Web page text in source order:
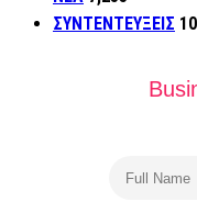
ΣΥΝΤΕΝΤΕΥΞΕΙΣ